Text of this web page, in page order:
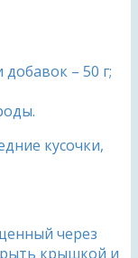
добавок – 50 г;
кусочки,
через
крышкой и